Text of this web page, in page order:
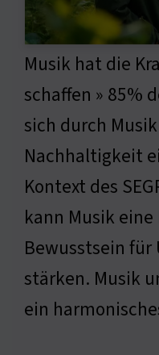
Musik hat die
schaffen » 85%
sich durch
Nachhaltigkeit
Kontext des
kann Musik
Bewusstsein
stärken. Musik
ein